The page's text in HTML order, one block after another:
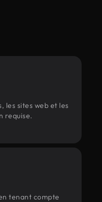
les sites web et les
requise.
tenant compte